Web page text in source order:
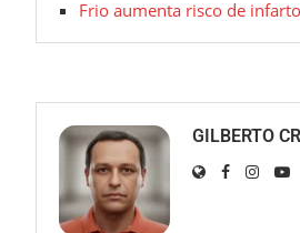
Frio aumenta risco de
GILBERTO